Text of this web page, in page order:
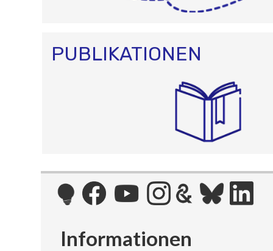
PUBLIKATIONEN
Informationen